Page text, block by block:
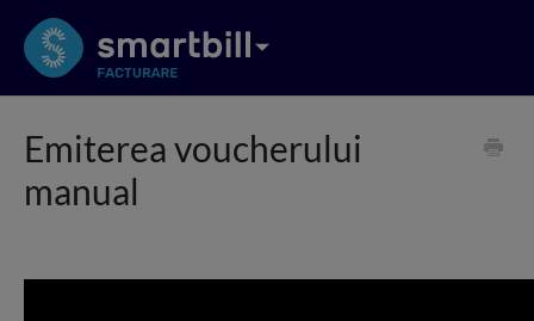
Emiterea voucherului
manual